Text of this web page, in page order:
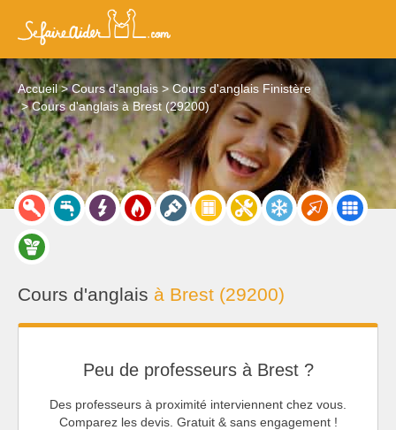
Accueil Cours d'anglais
Cours d'anglais Finistère
Cours d'anglais à Brest (29200)
Cours d'anglais à Brest (29200)
Peu de professeurs à Brest ?
Des professeurs à proximité interviennent chez vous.
Comparez les devis. Gratuit & sans engagement !